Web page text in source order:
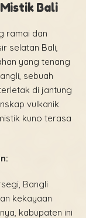
Bali
ramai dan
selatan Bali,
yang tenang
sebuah
di jantung
vulkanik
kuno terasa
Bangli
kekayaan
kabupaten ini